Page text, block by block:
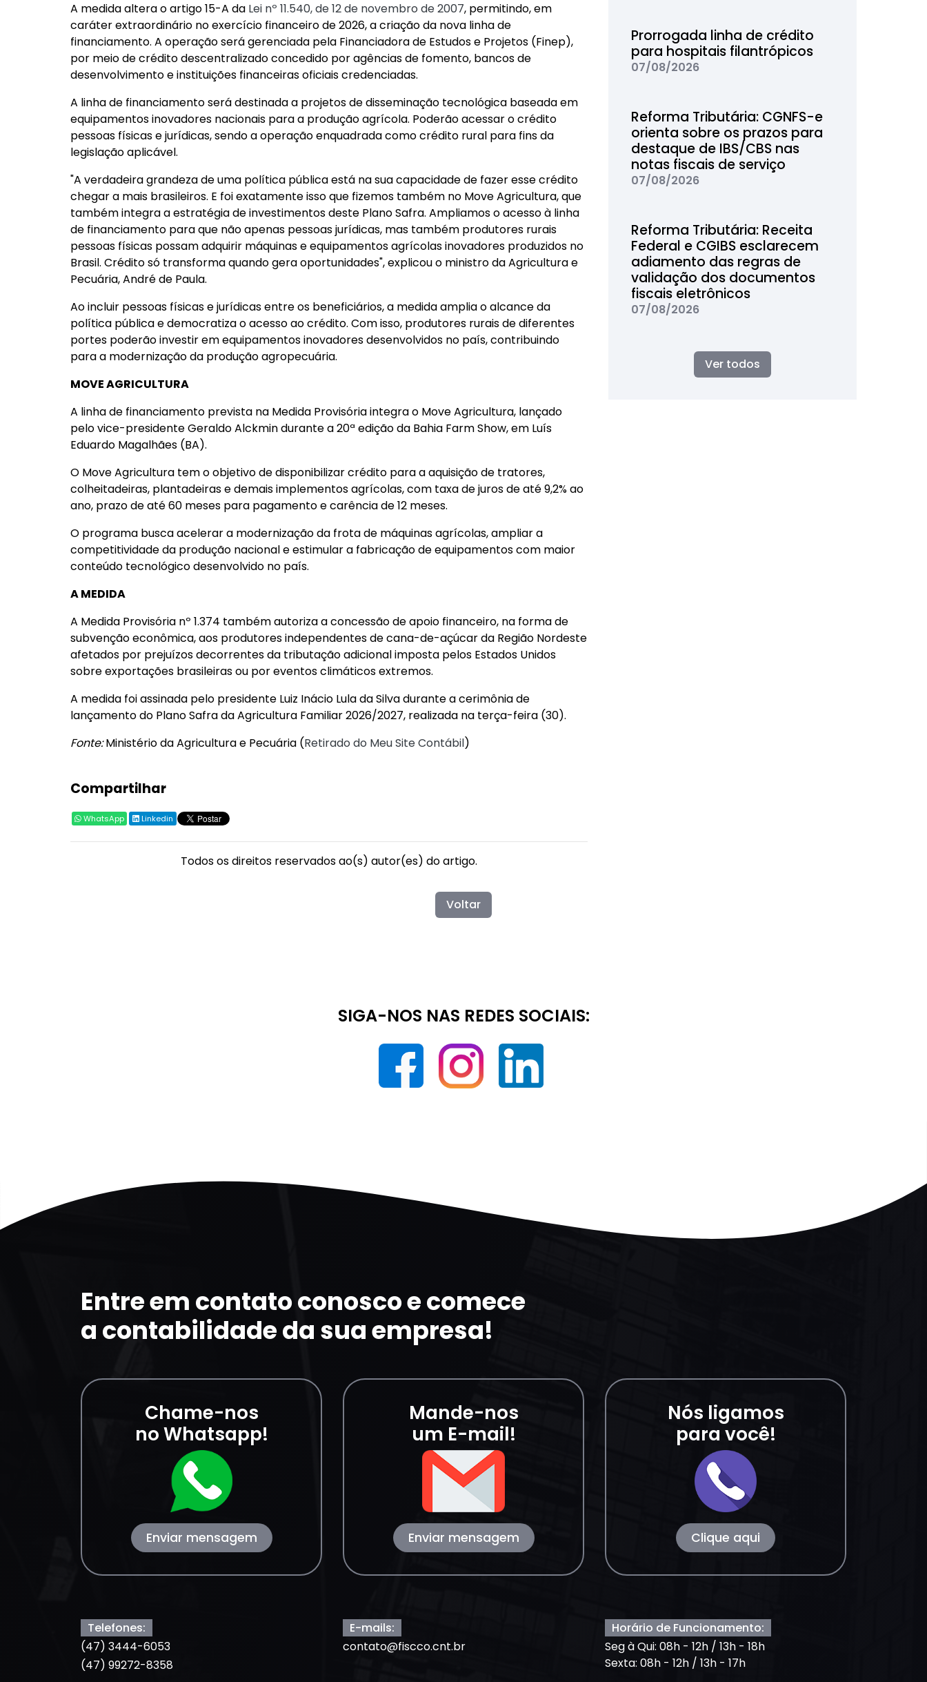
A medida altera o artigo 15-A da Lei nº 11.540, de 12 de novembro de 2007, permitindo, em
caráter extraordinário no exercício financeiro de 2026, a criação da nova linha de
financiamento. A operação será gerenciada pela Financiadora de Estudos e Projetos (Finep),
por meio de crédito descentralizado concedido por agências de fomento, bancos de
desenvolvimento e instituições financeiras oficiais credenciadas.
A linha de financiamento será destinada a projetos de disseminação tecnológica baseada em
equipamentos inovadores nacionais para a produção agrícola. Poderão acessar o crédito
pessoas físicas e jurídicas, sendo a operação enquadrada como crédito rural para fins da
legislação aplicável.
"A verdadeira grandeza de uma política pública está na sua capacidade de fazer esse crédito
chegar a mais brasileiros. E foi exatamente isso que fizemos também no Move Agricultura, que
também integra a estratégia de investimentos deste Plano Safra. Ampliamos o acesso à linha
de financiamento para que não apenas pessoas jurídicas, mas também produtores rurais
pessoas físicas possam adquirir máquinas e equipamentos agrícolas inovadores produzidos no
Brasil. Crédito só transforma quando gera oportunidades", explicou o ministro da Agricultura e
Pecuária, André de Paula.
Ao incluir pessoas físicas e jurídicas entre os beneficiários, a medida amplia o alcance da
política pública e democratiza o acesso ao crédito. Com isso, produtores rurais de diferentes
portes poderão investir em equipamentos inovadores desenvolvidos no país, contribuindo
para a modernização da produção agropecuária.
MOVE AGRICULTURA
A linha de financiamento prevista na Medida Provisória integra o Move Agricultura, lançado
pelo vice-presidente Geraldo Alckmin durante a 20ª edição da Bahia Farm Show, em Luís
Eduardo Magalhães (BA).
O Move Agricultura tem o objetivo de disponibilizar crédito para a aquisição de tratores,
colheitadeiras, plantadeiras e demais implementos agrícolas, com taxa de juros de até 9,2% ao
ano, prazo de até 60 meses para pagamento e carência de 12 meses.
O programa busca acelerar a modernização da frota de máquinas agrícolas, ampliar a
competitividade da produção nacional e estimular a fabricação de equipamentos com maior
conteúdo tecnológico desenvolvido no país.
A MEDIDA
A Medida Provisória nº 1.374 também autoriza a concessão de apoio financeiro, na forma de
subvenção econômica, aos produtores independentes de cana-de-açúcar da Região Nordeste
afetados por prejuízos decorrentes da tributação adicional imposta pelos Estados Unidos
sobre exportações brasileiras ou por eventos climáticos extremos.
A medida foi assinada pelo presidente Luiz Inácio Lula da Silva durante a cerimônia de
lançamento do Plano Safra da Agricultura Familiar 2026/2027, realizada na terça-feira (30).
Fonte:Ministério da Agricultura e Pecuária (Retirado do Meu Site Contábil)
Compartilhar
WhatsApp Linkedin
Todos os direitos reservados ao(s) autor(es) do artigo.
Prorrogada linha de crédito
para hospitais filantrópicos
07/08/2026
Reforma Tributária: CGNFS-e
orienta sobre os prazos para
destaque de IBS/CBS nas
notas fiscais de serviço
07/08/2026
Reforma Tributária: Receita
Federal e CGIBS esclarecem
adiamento das regras de
validação dos documentos
fiscais eletrônicos
07/08/2026
Ver todos
Voltar
SIGA-NOS NAS REDES SOCIAIS:
Entre em contato conosco e comece
a contabilidade da sua empresa!
Chame-nos
no Whatsapp!
Enviar mensagem
Mande-nos
um E-mail!
Enviar mensagem
Nós ligamos
para você!
Clique aqui
Telefones:
(47) 3444-6053
(47) 99272-8358
E-mails:
contato@fiscco.cnt.br
Horário de Funcionamento:
Seg à Qui: 08h - 12h / 13h - 18h
Sexta: 08h - 12h / 13h - 17h